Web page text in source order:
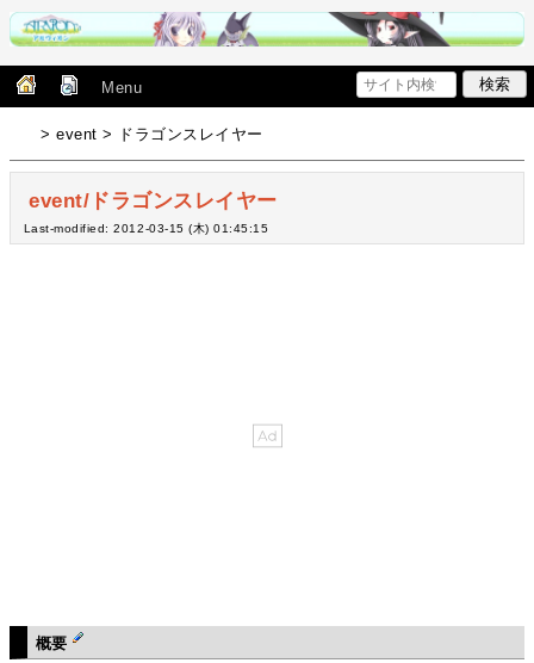
Menu
> event > ドラゴンスレイヤー
event/ドラゴンスレイヤー
Last-modified: 2012-03-15 (木) 01:45:15
概要